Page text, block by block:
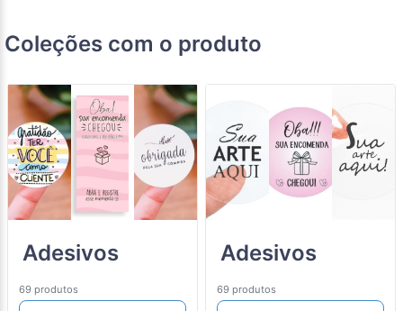
Coleções com o produto
Adesivos
69 produtos
Adesivos
69 produtos